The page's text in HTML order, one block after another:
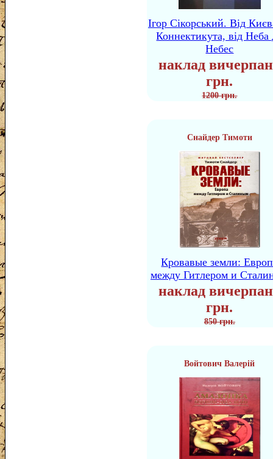
Ігор Сікорський. Від
Коннектикута, від Неба
Небес
наклад
грн.
1200 грн.
Снайдер Тимоти
Кровавые земли:
между Гитлером и
наклад
грн.
850 грн.
Войтович Валерій